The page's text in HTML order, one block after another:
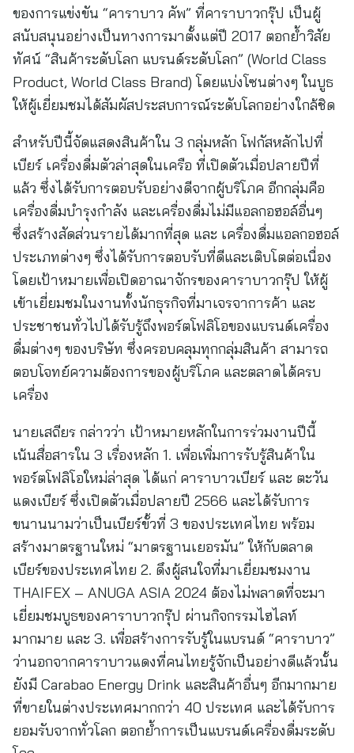
ของการแข่งขัน “คาราบาว คัพ” ที่คาราบาวกรุ๊ป เป็นผู้
สนับสนุนอย่างเป็นทางการมาตั้งแต่ปี 2017 ตอกย้ำวิสัย
ทัศน์ “สินค้าระดับโลก แบรนด์ระดับโลก” (World Class
Product, World Class Brand) โดยแบ่งโซนต่างๆ ในบูธ
ให้ผู้เยี่ยมชมได้สัมผัสประสบการณ์ระดับโลกอย่างใกล้ชิด
สำหรับปีนี้จัดแสดงสินค้าใน 3 กลุ่มหลัก โฟกัสหลักไปที่
เบียร์ เครื่องดื่มตัวล่าสุดในเครือ ที่เปิดตัวเมื่อปลายปีที่
แล้ว ซึ่งได้รับการตอบรับอย่างดีจากผู้บริโภค อีกกลุ่มคือ
เครื่องดื่มบำรุงกำลัง และเครื่องดื่มไม่มีแอลกอฮอล์อื่นๆ
ซึ่งสร้างสัดส่วนรายได้มากที่สุด และ เครื่องดื่มแอลกอฮอล์
ประเภทต่างๆ ซึ่งได้รับการตอบรับที่ดีและเติบโตต่อเนื่อง
โดยเป้าหมายเพื่อเปิดอาณาจักรของคาราบาวกรุ๊ป ให้ผู้
เข้าเยี่ยมชมในงานทั้งนักธุรกิจที่มาเจรจาการค้า และ
ประชาชนทั่วไปได้รับรู้ถึงพอร์ตโฟลิโอของแบรนด์เครื่อง
ดื่มต่างๆ ของบริษัท ซึ่งครอบคลุมทุกกลุ่มสินค้า สามารถ
ตอบโจทย์ความต้องการของผู้บริโภค และตลาดได้ครบ
เครื่อง
นายเสถียร กล่าวว่า เป้าหมายหลักในการร่วมงานปีนี้
เน้นสื่อสารใน 3 เรื่องหลัก 1. เพื่อเพิ่มการรับรู้สินค้าใน
พอร์ตโฟลิโอใหม่ล่าสุด ได้แก่ คาราบาวเบียร์ และ ตะวัน
แดงเบียร์ ซึ่งเปิดตัวเมื่อปลายปี 2566 และได้รับการ
ขนานนามว่าเป็นเบียร์ขั้วที่ 3 ของประเทศไทย พร้อม
สร้างมาตรฐานใหม่ “มาตรฐานเยอรมัน” ให้กับตลาด
เบียร์ของประเทศไทย 2. ดึงผู้สนใจที่มาเยี่ยมชมงาน
THAIFEX – ANUGA ASIA 2024 ต้องไม่พลาดที่จะมา
เยี่ยมชมบูธของคาราบาวกรุ๊ป ผ่านกิจกรรมไฮไลท์
มากมาย และ 3. เพื่อสร้างการรับรู้ในแบรนด์ “คาราบาว”
ว่านอกจากคาราบาวแดงที่คนไทยรู้จักเป็นอย่างดีแล้วนั้น
ยังมี Carabao Energy Drink และสินค้าอื่นๆ อีกมากมาย
ที่ขายในต่างประเทศมากกว่า 40 ประเทศ และได้รับการ
ยอมรับจากทั่วโลก ตอกย้ำการเป็นแบรนด์เครื่องดื่มระดับ